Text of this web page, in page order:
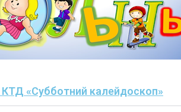
«Субботний калейдоскоп»